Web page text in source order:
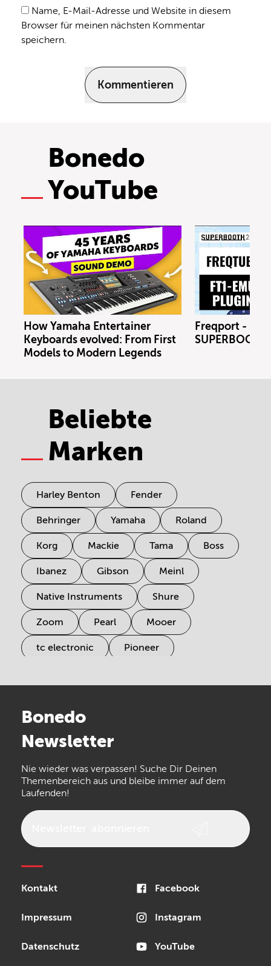
Name, E-Mail-Adresse und Website in diesem
Browser für meinen nächsten Kommentar
speichern.
Kommentieren
Bonedo
YouTube
How Yamaha Entertainer
Keyboards evolved: From First
Models to Modern Legends
Freqport -
Beliebte
Marken
Harley Benton Fender
Behringer Yamaha Roland
Korg Mackie Tama Boss
Ibanez Gibson Meinl
Native Instruments Shure
Zoom Pearl Mooer
tc electronic Pioneer
Arturia
the t.bone
Walrus Audio Epiphone
Bonedo
Newsletter
Nie wieder was verpassen! Suche Dir Deinen
Themenbereich aus und bleibe immer auf dem
Laufenden!
Kontakt
Impressum
Datenschutz
Facebook
Instagram
YouTube